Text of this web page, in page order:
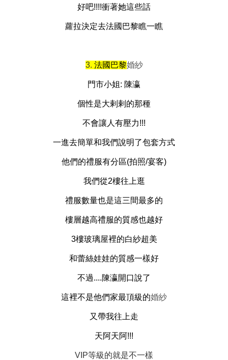
好吧!!!!衝著她這些話
蘿拉決定去法國巴黎瞧一瞧
3. 法國 巴黎婚紗
門市小姐: 陳瀛
個性是大剌剌的那種
不會讓人有壓力!!!
一進去簡單和我們說明了包套方式
他們的禮服有分區(拍照/宴客)
我們從2樓往上逛
禮服數量也是這三間最多的
樓層越高禮服的質感也越好
3樓玻璃屋裡的白紗超美
和蕾絲娃娃的質感一樣好
不過....陳瀛開口說了
這裡不是他們家最頂級的婚紗
又帶我往上走
天阿天阿!!!
VIP等級的就是不一樣